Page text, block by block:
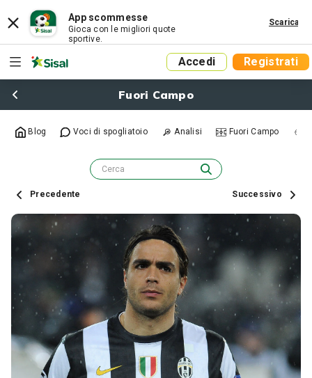
App scommesse
Gioca con le migliori quote
sportive.
Scarica
Accedi Registrati
Fuori Campo
Blog Voci di spogliatoio Analisi Fuori Campo
Precedente Successivo